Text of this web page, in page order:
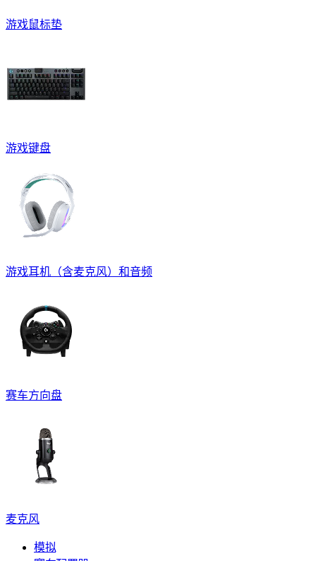
游戏鼠标垫
游戏键盘
游戏耳机（含麦克风）和音频
赛车方向盘
麦克风
模拟